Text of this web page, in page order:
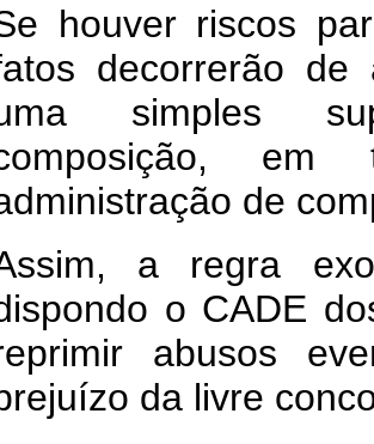
houver riscos
decorrerão
simples
de
a regra
o CADE
abusos
da livre